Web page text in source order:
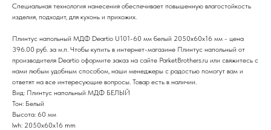
Специальная технология нанесения обеспечивает повышенную влагостойкость
изделия, подходит, для кухонь и прихожих.
Плинтус напольный МДФ Deartio U101-60 мм белый 2050х60х16 мм - цена
396.00 руб. за м.п. Чтобы купить в интернет-магазине Плинтус напольный от
производителя Deartio оформите заказ на сайте ParketBrothers.ru или свяжитесь с
нами любым удобным способом, наши менеджеры с радостью помогут вам и
ответят на все интересующие вопросы. Товар есть в наличии.
Вид: Плинтус напольный МДФ БЕЛЫЙ
Тон: Белый
Высота: 60 мм
lwh: 2050x60x16 mm